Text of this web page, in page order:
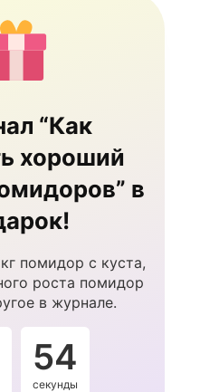
“Как
хороший
в
помидор с куста,
роста помидор
в журнале.
53
секунды